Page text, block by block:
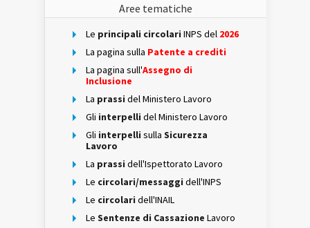
Aree tematiche
Le principali circolari INPS del 2026
La pagina sulla Patente a crediti
La pagina sull'Assegno di
Inclusione
La prassi del Ministero Lavoro
Gli interpelli del Ministero Lavoro
Gli interpelli sulla Sicurezza
Lavoro
La prassi dell'Ispettorato Lavoro
Le circolari/messaggi dell'INPS
Le circolari dell'INAIL
Le Sentenze di Cassazione Lavoro